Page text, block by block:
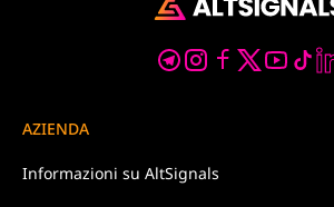
AZIENDA
Informazioni su AltSignals